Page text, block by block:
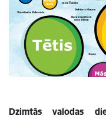
Dzimtās valodas